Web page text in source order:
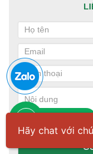
Hãy chat với